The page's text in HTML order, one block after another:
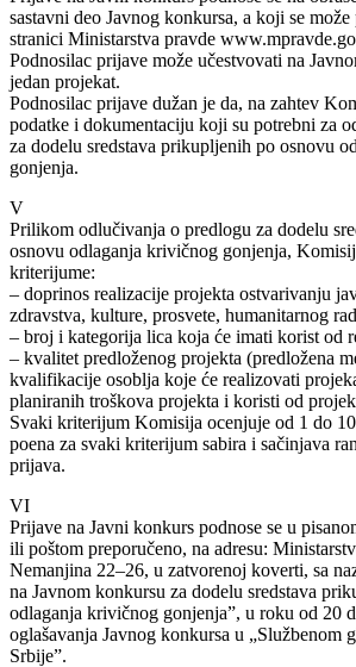
sastavni deo Javnog konkursa, a koji se
stranici Ministarstva pravde
Podnosilac prijave može učestvovati na
jedan projekat.
Podnosilac prijave dužan je da, na zahtev
podatke i dokumentaciju koji su potrebni za
za dodelu sredstava prikupljenih po osnovu
gonjenja.
V
Prilikom odlučivanja o predlogu za dodelu
osnovu odlaganja krivičnog gonjenja,
kriterijume:
– doprinos realizacije projekta ostvarivanju
zdravstva, kulture, prosvete, humanitarnog
– broj i kategorija lica koja će imati korist od
– kvalitet predloženog projekta (predložena
kvalifikacije osoblja koje će realizovati
planiranih troškova projekta i koristi od
Svaki kriterijum Komisija ocenjuje od 1 do
poena za svaki kriterijum sabira i sačinjava
prijava.
VI
Prijave na Javni konkurs podnose se u
ili poštom preporučeno, na adresu:
Nemanjina 22–26, u zatvorenoj koverti, sa
na Javnom konkursu za dodelu sredstava
odlaganja krivičnog gonjenja”, u roku od 20
oglašavanja Javnog konkursa u „Službenom
Srbije”.